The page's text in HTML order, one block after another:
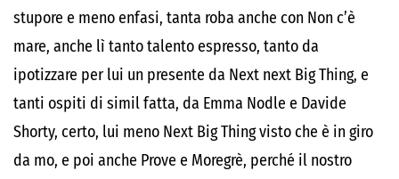
stupore e meno enfasi, tanta roba anche con Non c’è
mare, anche lì tanto talento espresso, tanto da
ipotizzare per lui un presente da Next next Big Thing, e
tanti ospiti di simil fatta, da Emma Nodle e Davide
Shorty, certo, lui meno Next Big Thing visto che è in giro
da mo, e poi anche Prove e Moregrè, perché il nostro